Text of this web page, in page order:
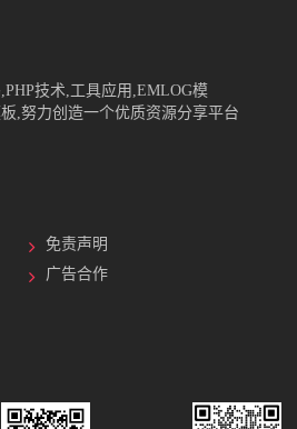
技术,工具应用,EMLOG模
板,努力创造一个优质资源分享平台
免责声明
广告合作